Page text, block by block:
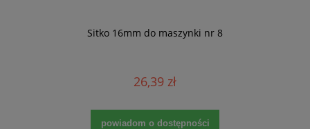
Sitko 16mm do maszynki nr 8
26,39 zł
powiadom o dostępności